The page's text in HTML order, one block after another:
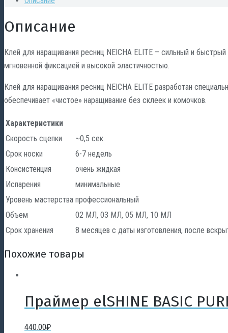
Описание
Клей для наращивания ресниц NEICHA ELITE – сильный и
мгновенной фиксацией и высокой эластичностью.
Клей для наращивания ресниц NEICHA ELITE разработан
обеспечивает «чистое» наращивание без склеек и комочков.
Характеристики
Скорость сцепки
~0,5 сек.
Срок носки
6-7 недель
Консистенция
очень жидкая
Испарения
минимальные
Уровень мастерства профессиональный
Объем
02 МЛ, 03 МЛ, 05 МЛ, 10 МЛ
Срок хранения
8 месяцев с даты изготовления, после
Похожие товары
Праймер elSHINE BASIC
440.00₽